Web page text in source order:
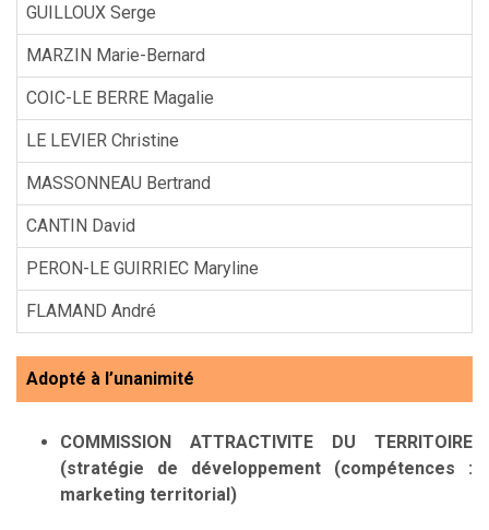
GUILLOUX Serge
MARZIN Marie-Bernard
COIC-LE BERRE Magalie
LE LEVIER Christine
MASSONNEAU Bertrand
CANTIN David
PERON-LE GUIRRIEC Maryline
FLAMAND André
Adopté à l’unanimité
COMMISSION ATTRACTIVITE DU TERRITOIRE
(stratégie de développement (compétences :
marketing territorial)